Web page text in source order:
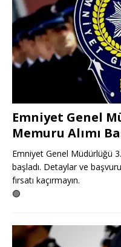
Emniyet Genel
Memuru Alımı
Emniyet Genel Müdürlüğü
başladı. Detaylar ve
fırsatı kaçırmayın.
🟢